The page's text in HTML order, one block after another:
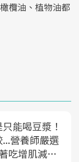
欖油、植物油都
能喝豆漿！
營養師嚴選
吃增肌減脂